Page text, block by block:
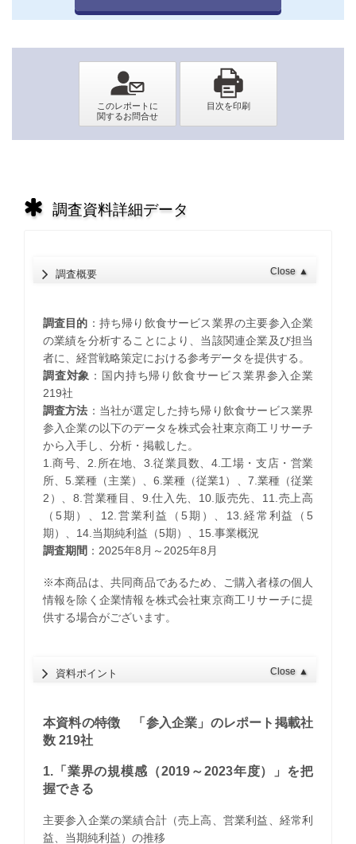
調査資料詳細データ
調査概要 Close ▲
調査目的 ：持ち帰り飲食サービス業界の主要参入企業
の業績を分析することにより、当該関連企業及び担当
者に、経営戦略策定における参考データを提供する。
調査対象 ：国内持ち帰り飲食サービス業界参入企業
219社
調査方法 ：当社が選定した持ち帰り飲食サービス業界
参入企業の以下のデータを株式会社東京商工リサーチ
から入手し、分析・掲載した。
1.商号、2.所在地、3.従業員数、4.工場・支店・営業
所、5.業種（主業）、6.業種（従業1）、7.業種（従業
2）、8.営業種目、9.仕入先、10.販売先、11.売上高
（5期）、12.営業利益（5期）、13.経常利益（5
期）、14.当期純利益（5期）、15.事業概況
調査期間 ：2025年8月～2025年8月
※本商品は、共同商品であるため、ご購入者様の個人
情報を除く企業情報を株式会社東京商工リサーチに提
供する場合がございます。
資料ポイント Close ▲
本資料の特徴 「参入企業」のレポート掲載社
数 219社
1.「業界の規模感（2019～2023年度）」を把
握できる
主要参入企業の業績合計（売上高、営業利益、経常利
益、当期純利益）の推移